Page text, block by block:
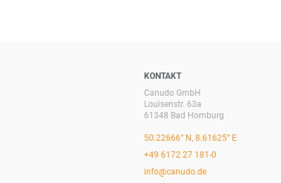
KONTAKT
Canudo GmbH
Louisenstr. 63a
61348 Bad Homburg
50.22666° N, 8.61625° E
+49 6172 27 181-0
info@canudo.de